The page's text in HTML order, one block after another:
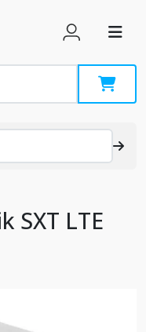
SXT LTE